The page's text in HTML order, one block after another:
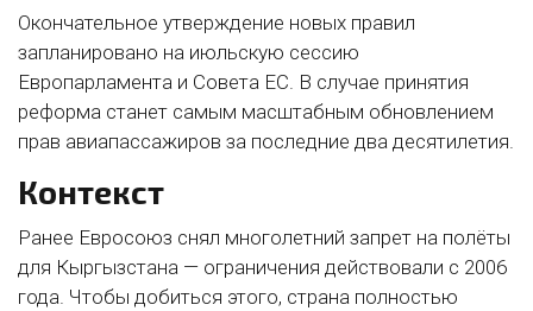
Окончательное утверждение новых правил
запланировано на июльскую сессию
Европарламента и Совета ЕС. В случае принятия
реформа станет самым масштабным обновлением
прав авиапассажиров за последние два десятилетия.
Контекст
Ранее Евросоюз снял многолетний запрет на полёты
для Кыргызстана — ограничения действовали с 2006
года. Чтобы добиться этого, страна полностью